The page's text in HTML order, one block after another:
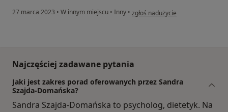
27 marca 2023 • W innym miejscu • Inny • w opinii użytkownika M.P
zgłoś nadużycie
Najczęściej zadawane pytania
Jaki jest zakres porad oferowanych przez Sandra
Szajda-Domańska?
Sandra Szajda-Domańska to psycholog, dietetyk. Na